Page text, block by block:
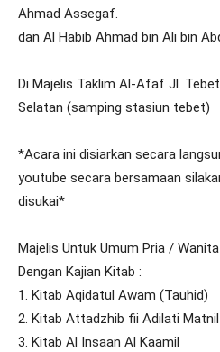
Ahmad Assegaf.
dan Al Habib Ahmad bin Ali bin
Di Majelis Taklim Al-Afaf Jl.
Selatan (samping stasiun tebet)
*Acara ini disiarkan secara
youtube secara bersamaan
disukai*
Majelis Untuk Umum Pria / Wanita
Dengan Kajian Kitab :
1. Kitab Aqidatul Awam (Tauhid)
2. Kitab Attadzhib fii Adilati Matnil
3. Kitab Al Insaan Al Kaamil